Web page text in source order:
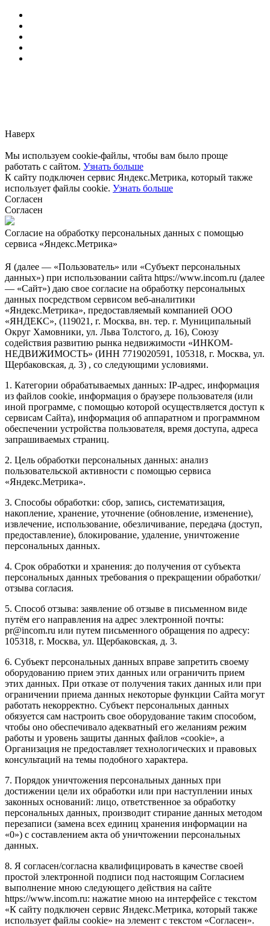
Наверх
Мы используем cookie-файлы, чтобы вам было проще
работать с сайтом. Узнать больше
К сайту подключен сервис Яндекс.Метрика, который также
использует файлы cookie. Узнать больше
Согласен
Согласен
Согласие на обработку персональных данных с помощью
сервиса «Яндекс.Метрика»
Я (далее — «Пользователь» или «Субъект персональных
данных») при использовании сайта https://www.incom.ru (далее
— «Сайт») даю свое согласие на обработку персональных
данных посредством сервисом веб-аналитики
«Яндекс.Метрика», предоставляемый компанией ООО
«ЯНДЕКС», (119021, г. Москва, вн. тер. г. Муниципальный
Округ Хамовники, ул. Льва Толстого, д. 16), Союзу
содействия развитию рынка недвижимости «ИНКОМ-
НЕДВИЖИМОСТЬ» (ИНН 7719020591, 105318, г. Москва, ул.
Щербаковская, д. 3) , со следующими условиями.
1. Категории обрабатываемых данных: IP-адрес, информация
из файлов cookie, информация о браузере пользователя (или
иной программе, с помощью которой осуществляется доступ к
сервисам Сайта), информация об аппаратном и программном
обеспечении устройства пользователя, время доступа, адреса
запрашиваемых страниц.
2. Цель обработки персональных данных: анализ
пользовательской активности с помощью сервиса
«Яндекс.Метрика».
3. Способы обработки: сбор, запись, систематизация,
накопление, хранение, уточнение (обновление, изменение),
извлечение, использование, обезличивание, передача (доступ,
предоставление), блокирование, удаление, уничтожение
персональных данных.
4. Срок обработки и хранения: до получения от субъекта
персональных данных требования о прекращении обработки/
отзыва согласия.
5. Способ отзыва: заявление об отзыве в письменном виде
путём его направления на адрес электронной почты:
pr@incom.ru или путем письменного обращения по адресу:
105318, г. Москва, ул. Щербаковская, д. 3.
6. Субъект персональных данных вправе запретить своему
оборудованию прием этих данных или ограничить прием
этих данных. При отказе от получения таких данных или при
ограничении приема данных некоторые функции Сайта могут
работать некорректно. Субъект персональных данных
обязуется сам настроить свое оборудование таким способом,
чтобы оно обеспечивало адекватный его желаниям режим
работы и уровень защиты данных файлов «cookie», а
Организация не предоставляет технологических и правовых
консультаций на темы подобного характера.
7. Порядок уничтожения персональных данных при
достижении цели их обработки или при наступлении иных
законных оснований: лицо, ответственное за обработку
персональных данных, производит стирание данных методом
перезаписи (замена всех единиц хранения информации на
«0») с составлением акта об уничтожении персональных
данных.
8. Я согласен/согласна квалифицировать в качестве своей
простой электронной подписи под настоящим Согласием
выполнение мною следующего действия на сайте
https://www.incom.ru: нажатие мною на интерфейсе с текстом
«К сайту подключен сервис Яндекс.Метрика, который также
использует файлы cookie» на элемент с текстом «Согласен».